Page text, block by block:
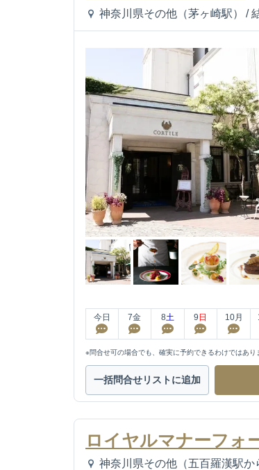
神奈川県その他（茅ヶ崎駅） /
今日 7金 8土 9 日 10月
※問合せ可の場合でも、確実に予約できるわけではあり
一括問合せリストに追加
ロイヤルマナーフォ
神奈川県その他（五百羅漢駅か